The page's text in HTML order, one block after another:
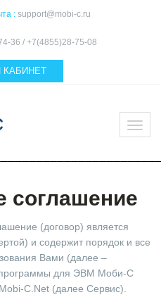
: support@mobi-c.ru
36 / +7(4855)28-75-08
соглашение
(договор) является
и содержит порядок и все
Вами (далее –
программы для ЭВМ Моби-С
C.Net (далее Сервис).